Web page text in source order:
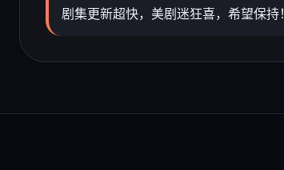
剧集更新超快，美剧迷狂喜，希望保持！